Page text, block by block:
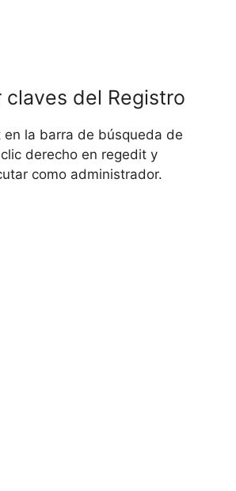
claves del Registro
en la barra de búsqueda de
derecho en regedit y
como administrador.